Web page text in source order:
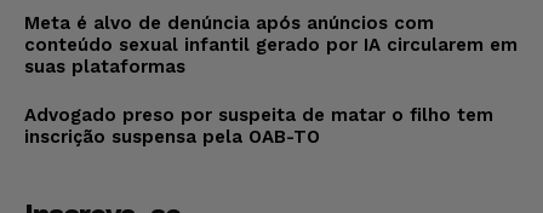
Meta é alvo de denúncia após anúncios com
conteúdo sexual infantil gerado por IA circularem em
suas plataformas
Advogado preso por suspeita de matar o filho tem
inscrição suspensa pela OAB-TO